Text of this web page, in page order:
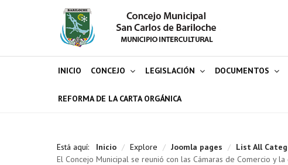
INICIO CONCEJO LEGISLACIÓN DOCUMENTOS
REFORMA DE LA CARTA ORGÁNICA
Está aquí: Inicio / Explore / Joomla pages / List All
El Concejo Municipal se reunió con las Cámaras de Comercio y